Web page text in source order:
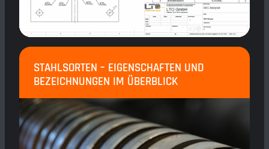
STAHLSORTEN – EIGENSCHAFTEN UND
BEZEICHNUNGEN IM ÜBERBLICK